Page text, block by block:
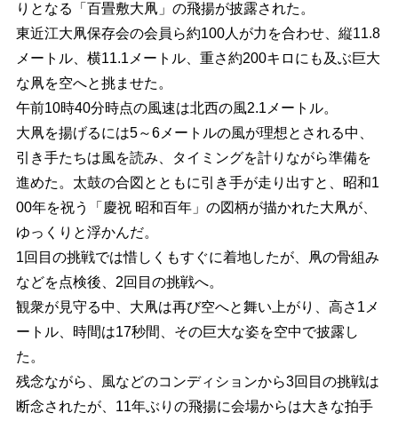
りとなる「百畳敷大凧」の飛揚が披露された。
東近江大凧保存会の会員ら約100人が力を合わせ、縦11.8
メートル、横11.1メートル、重さ約200キロにも及ぶ巨大
な凧を空へと挑ませた。
午前10時40分時点の風速は北西の風2.1メートル。
大凧を揚げるには5～6メートルの風が理想とされる中、
引き手たちは風を読み、タイミングを計りながら準備を
進めた。太鼓の合図とともに引き手が走り出すと、昭和1
00年を祝う「慶祝 昭和百年」の図柄が描かれた大凧が、
ゆっくりと浮かんだ。
1回目の挑戦では惜しくもすぐに着地したが、凧の骨組み
などを点検後、2回目の挑戦へ。
観衆が見守る中、大凧は再び空へと舞い上がり、高さ1メ
ートル、時間は17秒間、その巨大な姿を空中で披露し
た。
残念ながら、風などのコンディションから3回目の挑戦は
断念されたが、11年ぶりの飛揚に会場からは大きな拍手